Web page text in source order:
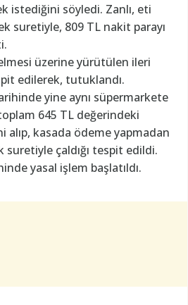
istediğini söyledi. Zanlı, eti
suretiyle, 809 TL nakit parayı
üzerine yürütülen ileri
edilerek, tutuklandı.
yine aynı süpermarkete
645 TL değerindeki
kasada ödeme yapmadan
suretiyle çaldığı tespit edildi.
yasal işlem başlatıldı.